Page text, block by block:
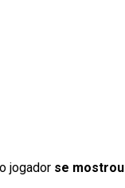
jogador se mostrou